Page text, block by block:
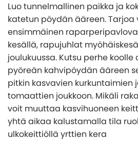
Luo tunnelmallinen paikka ja
katetun pöydän ääreen. Tarjoa
ensimmäinen
kesällä, rapujuhlat
joulukuussa. Kutsu perhe
pyöreän kahvipöydän ääreen
pitkin kasvavien kurkuntaimien
tomaattien joukkoon. Mikäli
voit muuttaa kasvihuoneen
yhtä aikaa kalustamalla tila
ulkokeittiöllä yrttien kera